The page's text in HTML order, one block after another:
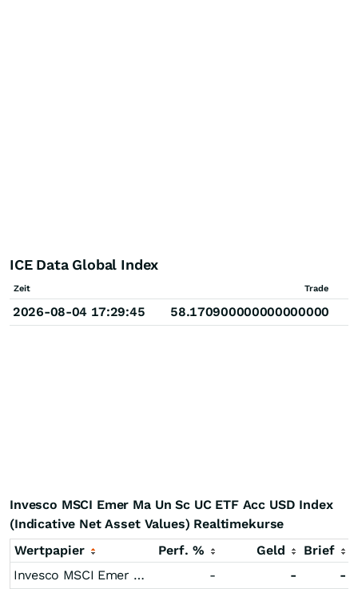
ICE Data Global Index
Zeit Trade
2026-08-04 17:29:45 58.170900000000000000
Invesco MSCI Emer Ma Un Sc UC ETF Acc USD Index
(Indicative Net Asset Values) Realtimekurse
Wertpapier
Perf. % Geld
Brief
Invesco MSCI Emer Ma Un Sc UC ETF Acc USD Index (Indicative Net Asset Values)
- - -